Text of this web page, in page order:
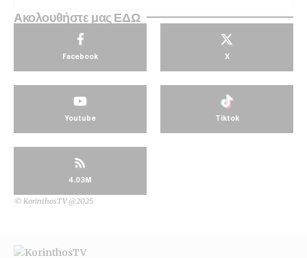
Ακολουθήστε μας ΕΔΩ
Facebook X
Youtube Tiktok
4.03M
© KorinthosTV @2025